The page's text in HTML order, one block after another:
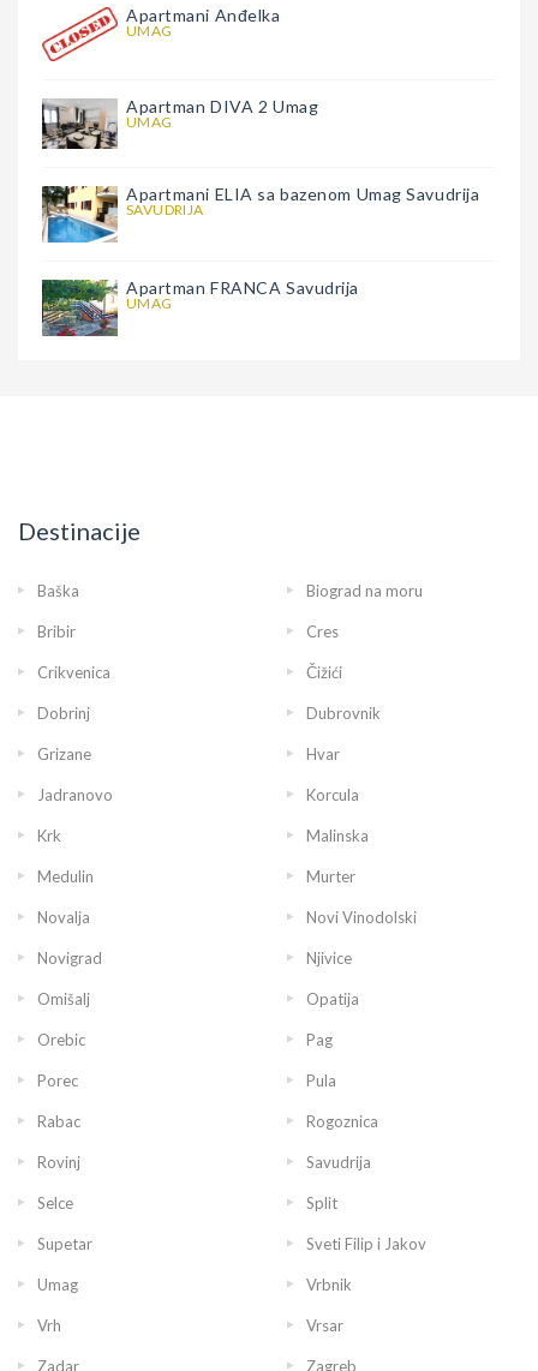
Apartmani Anđelka
UMAG
Apartman DIVA 2 Umag
UMAG
Apartmani ELIA sa bazenom Umag Savudrija
SAVUDRIJA
Apartman FRANCA Savudrija
UMAG
Destinacije
Baška Biograd na moru
Bribir Cres
Crikvenica Čižići
Dobrinj Dubrovnik
Grizane Hvar
Jadranovo Korcula
Krk Malinska
Medulin Murter
Novalja Novi Vinodolski
Novigrad Njivice
Omišalj Opatija
Orebic Pag
Porec Pula
Rabac Rogoznica
Rovinj Savudrija
Selce Split
Supetar Sveti Filip i Jakov
Umag Vrbnik
Vrh Vrsar
Zadar Zagreb